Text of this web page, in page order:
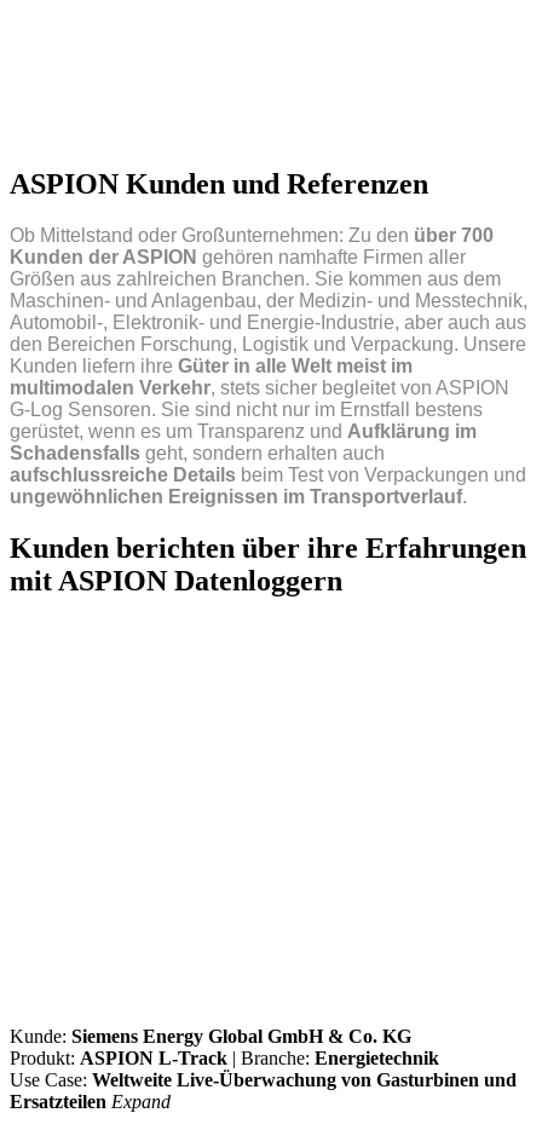
ASPION Kunden und Referenzen
Ob Mittelstand oder Großunternehmen: Zu den über 700
Kunden der ASPION gehören namhafte Firmen aller
Größen aus zahlreichen Branchen. Sie kommen aus dem
Maschinen- und Anlagenbau, der Medizin- und Messtechnik,
Automobil-, Elektronik- und Energie-Industrie, aber auch aus
den Bereichen Forschung, Logistik und Verpackung. Unsere
Kunden liefern ihre Güter in alle Welt meist im
multimodalen Verkehr, stets sicher begleitet von ASPION
G-Log Sensoren. Sie sind nicht nur im Ernstfall bestens
gerüstet, wenn es um Transparenz und Aufklärung im
Schadensfalls geht, sondern erhalten auch
aufschlussreiche Details beim Test von Verpackungen und
ungewöhnlichen Ereignissen im Transportverlauf.
Kunden berichten über ihre Erfahrungen
mit ASPION Datenloggern
Kunde: Siemens Energy Global GmbH & Co. KG
Produkt: ASPION L-Track | Branche: Energietechnik
Use Case: Weltweite Live-Überwachung von Gasturbinen und
Ersatzteilen Expand